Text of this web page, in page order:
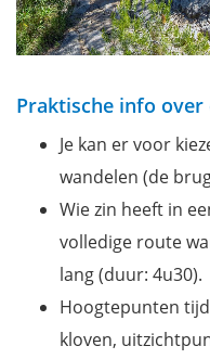
Praktische info over
Je kan er voor
wandelen (de
Wie zin heeft in
volledige route
lang (duur: 4u30).
Hoogtepunten
kloven,